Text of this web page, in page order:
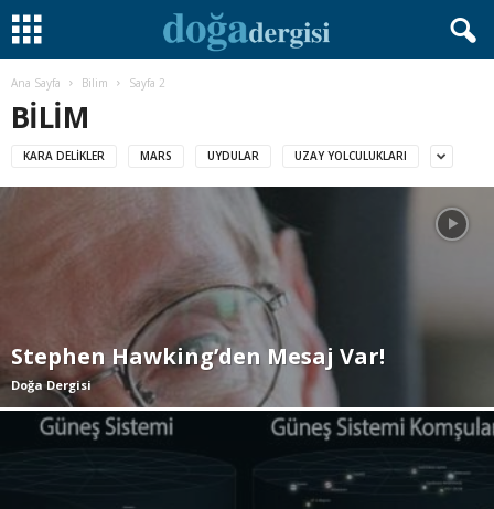
Ana Sayfa Bilim Sayfa 2
BILIM
KARA DELIKLER MARS UYDULAR UZAY YOLCULUKLARI
Stephen Hawking’den Mesaj Var!
Doğa Dergisi